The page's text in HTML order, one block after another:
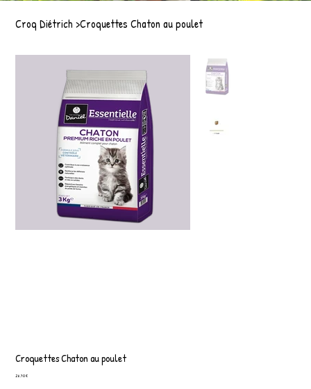
Croq Diétrich >Croquettes Chaton au poulet
Croquettes Chaton au poulet
Prix
26,70 €